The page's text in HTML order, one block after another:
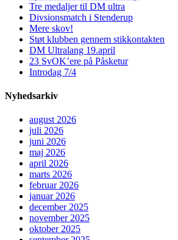
Tre medaljer til DM ultra
Divsionsmatch i Stenderup
Mere skov!
Støt klubben gennem stikkontakten
DM Ultralang 19.april
23 SvOK’ere på Påsketur
Introdag 7/4
Nyhedsarkiv
august 2026
juli 2026
juni 2026
maj 2026
april 2026
marts 2026
februar 2026
januar 2026
december 2025
november 2025
oktober 2025